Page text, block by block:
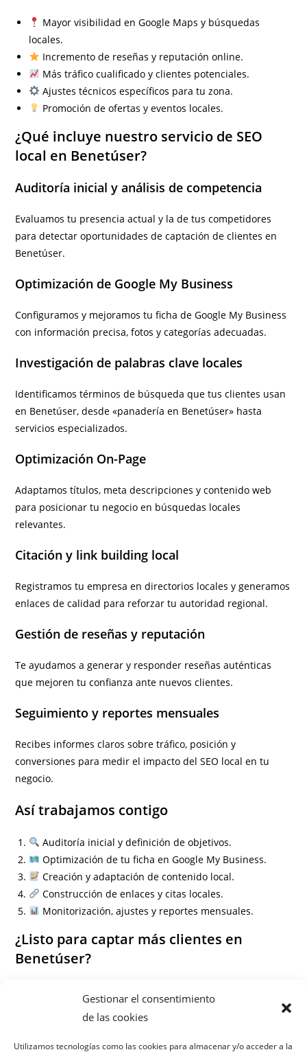
Gestionar el consentimiento
de las cookies
Utilizamos tecnologías como las cookies para almacenar y/o acceder a la
Mayor visibilidad en Google Maps y búsquedas
locales.
Incremento de reseñas y reputación online.
Más tráfico cualificado y clientes potenciales.
Ajustes técnicos específicos para tu zona.
Promoción de ofertas y eventos locales.
¿Qué incluye nuestro servicio de SEO
local en Benetúser?
Auditoría inicial y análisis de competencia
Evaluamos tu presencia actual y la de tus competidores
para detectar oportunidades de captación de clientes en
Benetúser.
Optimización de Google My Business
Configuramos y mejoramos tu ficha de Google My Business
con información precisa, fotos y categorías adecuadas.
Investigación de palabras clave locales
Identificamos términos de búsqueda que tus clientes usan
en Benetúser, desde «panadería en Benetúser» hasta
servicios especializados.
Optimización On-Page
Adaptamos títulos, meta descripciones y contenido web
para posicionar tu negocio en búsquedas locales
relevantes.
Citación y link building local
Registramos tu empresa en directorios locales y generamos
enlaces de calidad para reforzar tu autoridad regional.
Gestión de reseñas y reputación
Te ayudamos a generar y responder reseñas auténticas
que mejoren tu confianza ante nuevos clientes.
Seguimiento y reportes mensuales
Recibes informes claros sobre tráfico, posición y
conversiones para medir el impacto del SEO local en tu
negocio.
Así trabajamos contigo
Auditoría inicial y definición de objetivos.
Optimización de tu ficha en Google My Business.
Creación y adaptación de contenido local.
Construcción de enlaces y citas locales.
Monitorización, ajustes y reportes mensuales.
¿Listo para captar más clientes en
Benetúser?
Información
Preguntas frecuentes
¿Cuánto tarda en verse resultados el SEO local en